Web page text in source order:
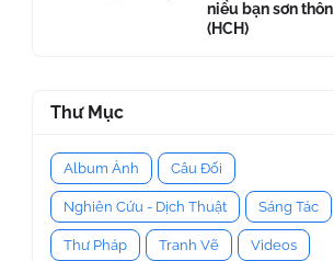
niểu bạn sơn thôn
(HCH)
Thư Mục
Album Ảnh Câu Đối
Nghiên Cứu - Dịch Thuật Sáng Tác
Thư Pháp Tranh Vẽ Videos